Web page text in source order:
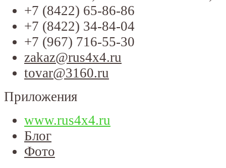
+7 (8422) 65-86-86
+7 (8422) 34-84-04
+7 (967) 716-55-30
zakaz@rus4x4.ru
tovar@3160.ru
Приложения
www.rus4x4.ru
Блог
Фото